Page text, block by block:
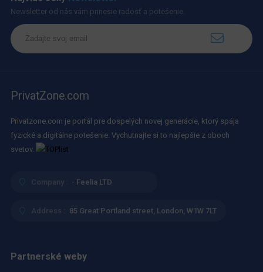
Newsletter od nás vám prinesie radosť a potešenie.
PrivatZone.com
Privatzone.com je portál pre dospelých novej generácie, ktorý spája
fyzické a digitálne potešenie. Vychutnajte si to najlepšie z oboch
svetov.
Company : - Feelia LTD
Address : 85 Great Portland street, London, W1W 7LT
Partnerské weby